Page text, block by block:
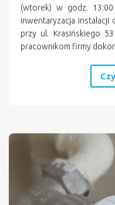
(wtorek) w godz. 13:00
inwentaryzacja instalacji
przy ul. Krasińskiego
pracownikom firmy